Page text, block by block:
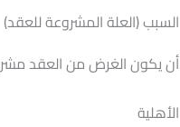
السبب (العلة المشروعة للعقد)
أن يكون الغرض من العقد
الأهلية